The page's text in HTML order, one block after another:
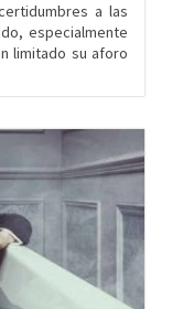
a las
especialmente
limitado su aforo